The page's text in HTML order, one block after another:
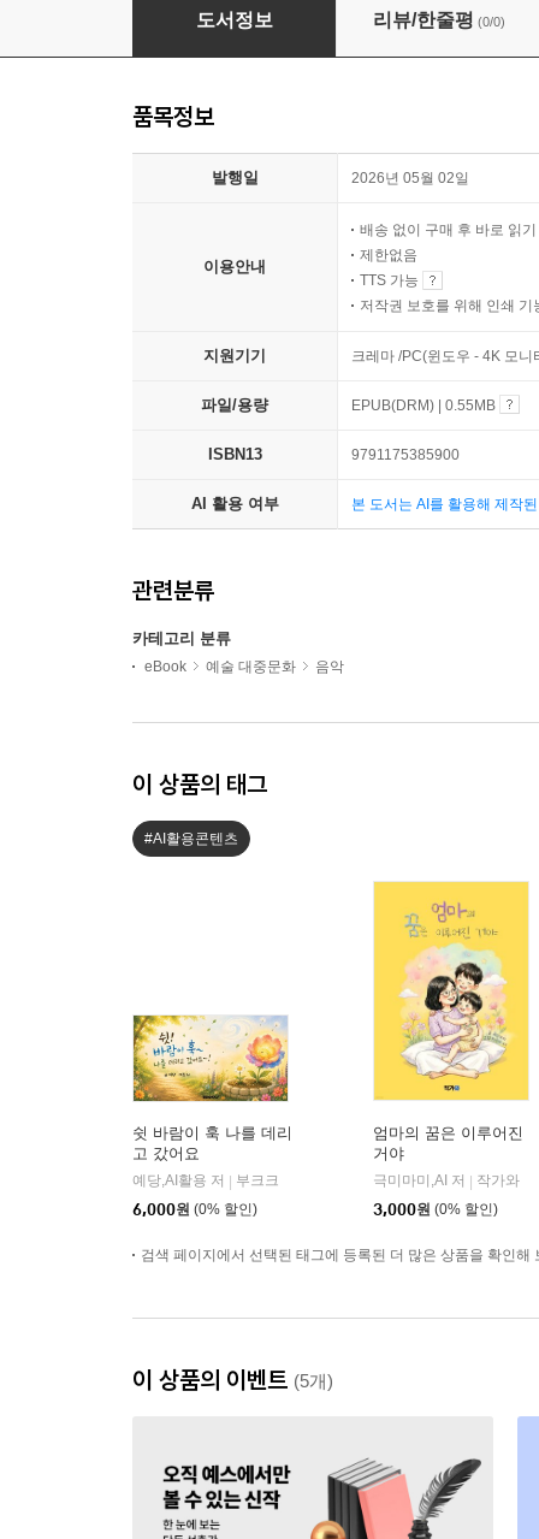
플루트 학습 로드맵: 단계별 커리큘럼과 핵심
도서정보 리뷰/한줄평 (0/0)
품목정보
발행일 2026년 05월 02일
이용안내
배송 없이 구매 후 바로 읽기
제한없음
TTS 가능
저작권 보호를 위해 인쇄 기
지원기기 크레마 /PC(윈도우 - 4K 모
파일/용량 EPUB(DRM) | 0.55MB
ISBN13 9791175385900
AI 활용 여부 본 도서는 AI를 활용해 제작
관련분류
카테고리 분류
eBook 예술 대중문화 음악
이 상품의 태그
#AI활용콘텐츠
쉿 바람이 훅 나를 데리
고 갔어요
예당,AI활용 저 | 부크크
6,000원 (0% 할인)
엄마의 꿈은 이루어진
거야
극미마미,AI 저 | 작가와
3,000원 (0% 할인)
검색 페이지에서 선택된 태그에 등록된 더 많은 상품을 확인해
이 상품의 이벤트 (5개)